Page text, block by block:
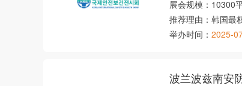
展会规模： 10300
推荐理由： 韩国最
举办时间： 2025-
波兰波兹南安